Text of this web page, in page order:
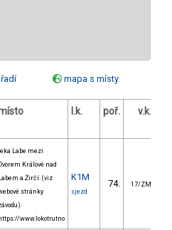
mapa s místy
l.k. poř. v.k.
Labe mezi
Králové nad
a Žirčí. (viz
stránky
www.lokotrutno
K1M
sjezd
74. 17/ZM